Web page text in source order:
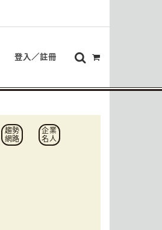
登入／註冊
趨勢
網路
企業
名人